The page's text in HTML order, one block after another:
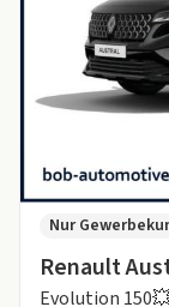
Renault
Nur